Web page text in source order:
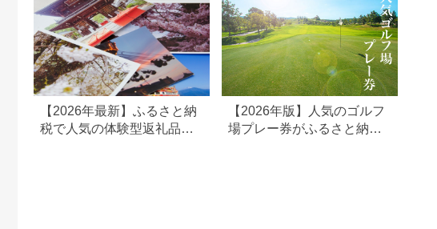
お泊り 別府温泉 別府
観光 地獄めぐり 旅 お
すすめ 人気 体験型 節
約_B030-007
【2026年最新】ふるさと納
税で人気の体験型返礼品！
【2026年版】人気のゴルフ
場プレー券がふるさと納税